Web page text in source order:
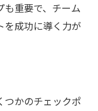
も重要で、チーム
を成功に導く力が
つかのチェックポ